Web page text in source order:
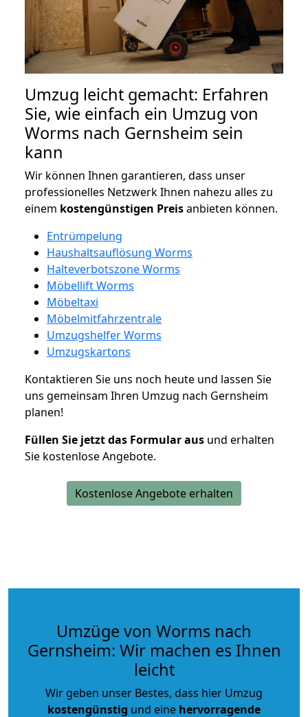
Umzug leicht gemacht: Erfahren
Sie, wie einfach ein Umzug von
Worms nach Gernsheim sein
kann
Wir können Ihnen garantieren, dass unser
professionelles Netzwerk Ihnen nahezu alles zu
einem kostengünstigen Preisanbieten können.
Entrümpelung
Haushaltsauflösung Worms
Halteverbotszone Worms
Möbellift Worms
Möbeltaxi
Möbelmitfahrzentrale
Umzugshelfer Worms
Umzugskartons
Kontaktieren Sie uns noch heute und lassen Sie
uns gemeinsam Ihren Umzug nach Gernsheim
planen!
Füllen Sie jetzt das Formular aus und erhalten
Sie kostenlose Angebote.
Kostenlose Angebote erhalten
Umzüge von Worms nach
Gernsheim: Wir machen es Ihnen
leicht
Wir geben unser Bestes, dass hier Umzug
kostengünstig und eine hervorragende